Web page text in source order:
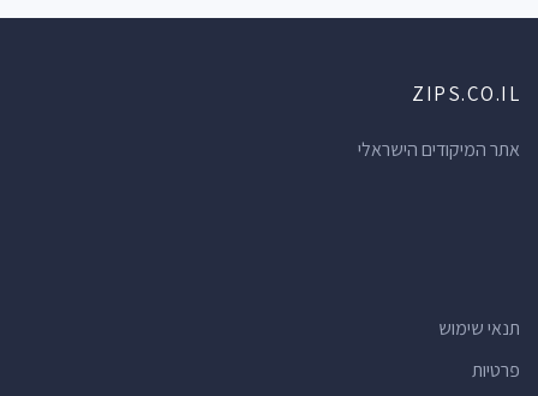
ZIPS.CO.IL
אתר המיקודים הישראלי
תנאי שימוש
פרטיות